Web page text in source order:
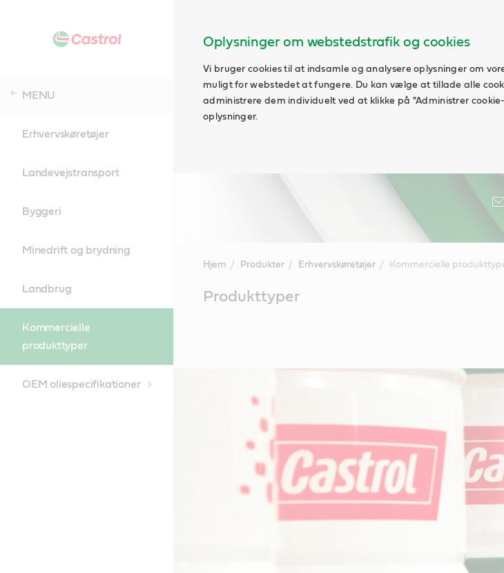
Oplysninger om webstedstrafik og cookies
Vi bruger cookies til at indsamle og analysere oplysninger om
muligt for webstedet at fungere. Du kan vælge at tillade alle
administrere dem individuelt ved at klikke på "Administrer
oplysninger.
MENU
Erhvervskøretøjer
Landevejstransport
Byggeri
Minedrift og brydning
Landbrug
Kommercielle
produkttyper
OEM oliespecifikationer
Hjem Produkter Erhvervskøretøjer Kommercielle
ContentProdukttyper